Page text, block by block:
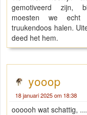
gemotiveerd zijn,
moesten we
truukendoos halen.
deed het hem.
yooop
18 januari 2025 om 18:38
oooooh wat schattig,